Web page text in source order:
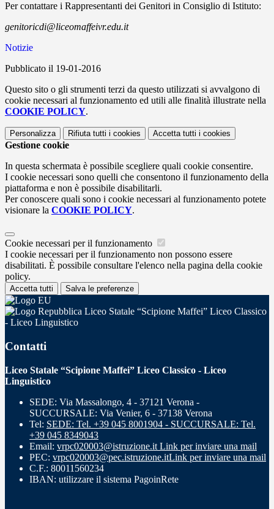
Per contattare i Rappresentanti dei Genitori in Consiglio di Istituto:
genitoricdi@liceomaffeivr.edu.it
Notizie
Pubblicato il 19-01-2016
Questo sito o gli strumenti terzi da questo utilizzati si avvalgono di
cookie necessari al funzionamento ed utili alle finalità illustrate nella
COOKIE POLICY.
Personalizza Rifiuta tutti i cookies Accetta tutti i cookies
Gestione cookie
In questa schermata è possibile scegliere quali cookie consentire.
I cookie necessari sono quelli che consentono il funzionamento della
piattaforma e non è possibile disabilitarli.
Per conoscere quali sono i cookie necessari al funzionamento potete
visionare la COOKIE POLICY.
Cookie necessari per il funzionamento
I cookie necessari per il funzionamento non possono essere
disabilitati. È possibile consultare l'elenco nella pagina della cookie
policy.
Accetta tutti Salva le preferenze
Liceo Statale “Scipione Maffei” Liceo Classico
- Liceo Linguistico
Contatti
Liceo Statale “Scipione Maffei” Liceo Classico - Liceo
Linguistico
SEDE: Via Massalongo, 4 - 37121 Verona -
SUCCURSALE: Via Venier, 6 - 37138 Verona
Tel: SEDE: Tel. +39 045 8001904 - SUCCURSALE: Tel.
+39 045 8349043
Email: vrpc020003@istruzione.it Link per inviare una mail
PEC: vrpc020003@pec.istruzione.itLink per inviare una mail
C.F.: 80011560234
IBAN: utilizzare il sistema PagoinRete